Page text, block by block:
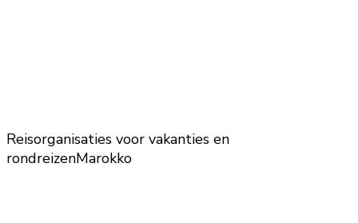
Reisorganisaties voor vakanties en
rondreizenMarokko